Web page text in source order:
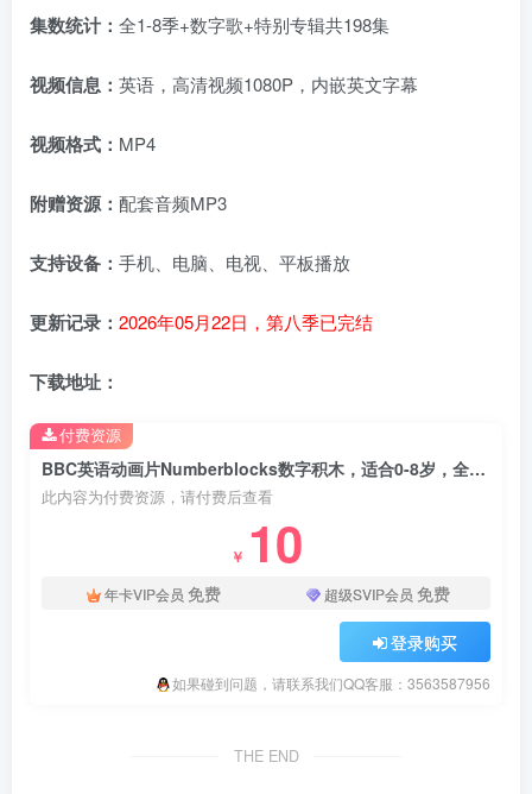
集数统计： 全1-8季+数字歌+特别专辑共198集
视频信息： 英语，高清视频1080P，内嵌英文字幕
视频格式： MP4
附赠资源： 配套音频MP3
支持设备： 手机、电脑、电视、平板播放
更新记录： 2026年05月22日，第八季已完结
下载地址：
BBC英语动画片Numberblocks数字积木，适合0-8岁，全八季+数字歌+特别专辑共198集，1080P高清视频带英文字幕，送配套音频MP3，百度云网盘下载！
此内容为付费资源，请付费后查看
￥ 10
年卡VIP会员 免费 超级SVIP会员 免费
登录购买
如果碰到问题，请联系我们QQ客服：3563587956
付费资源
THE END